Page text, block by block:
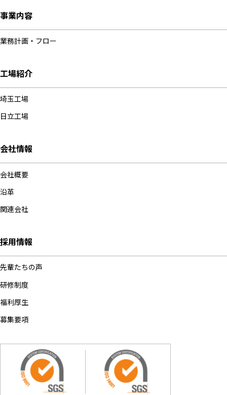
事業内容
業務計画・フロー
工場紹介
埼玉工場
日立工場
会社情報
会社概要
沿革
関連会社
採用情報
先輩たちの声
研修制度
福利厚生
募集要項